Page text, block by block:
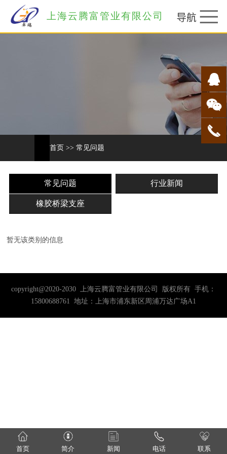
上海云腾富管业有限公司
首页 >> 常见问题
常见问题 行业新闻
橡胶桥梁支座
暂无该类别的信息
copyright@2020-2030 上海云腾富管业有限公司 版权所有 手机：
15800688761 地址：上海市浦东新区周浦万达广场A1
首页 简介 新闻 电话 联系